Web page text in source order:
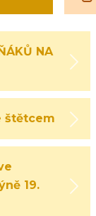
NA
štětcem
19.